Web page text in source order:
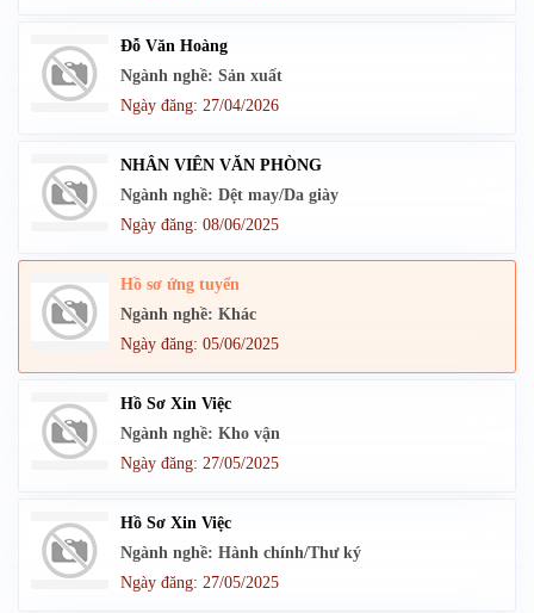
Đỗ Văn Hoàng
Ngành nghề: Sản xuất
Ngày đăng: 27/04/2026
NHÂN VIÊN VĂN PHÒNG
Ngành nghề: Dệt may/Da giày
Ngày đăng: 08/06/2025
Hồ sơ ứng tuyển
Ngành nghề: Khác
Ngày đăng: 05/06/2025
Hồ Sơ Xin Việc
Ngành nghề: Kho vận
Ngày đăng: 27/05/2025
Hồ Sơ Xin Việc
Ngành nghề: Hành chính/Thư ký
Ngày đăng: 27/05/2025